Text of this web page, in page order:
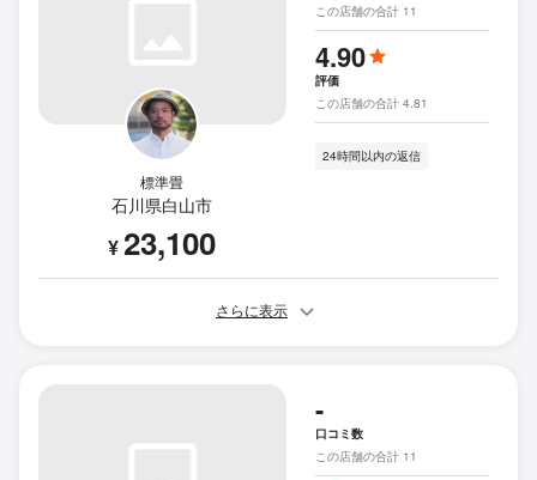
標準畳
石川県白山市
¥23,100
この店舗の合計 11
4.90
評価
この店舗の合計 4.81
24時間以内の返信
さらに表示
-
口コミ数
この店舗の合計 11